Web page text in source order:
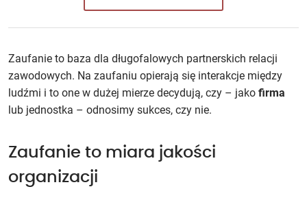
Zaufanie to baza dla długofalowych partnerskich relacji
zawodowych. Na zaufaniu opierają się interakcje między
ludźmi i to one w dużej mierze decydują, czy – jako firma
lub jednostka – odnosimy sukces, czy nie.
Zaufanie to miara jakości
organizacji